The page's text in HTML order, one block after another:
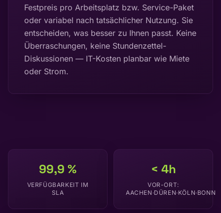
Festpreis pro Arbeitsplatz bzw. Service-Paket
oder variabel nach tatsächlicher Nutzung. Sie
entscheiden, was besser zu Ihnen passt. Keine
Überraschungen, keine Stundenzettel-
Diskussionen — IT-Kosten planbar wie Miete
oder Strom.
99,9 %
VERFÜGBARKEIT IM
SLA
< 4h
VOR-ORT:
AACHEN·DÜREN·KÖLN·BONN